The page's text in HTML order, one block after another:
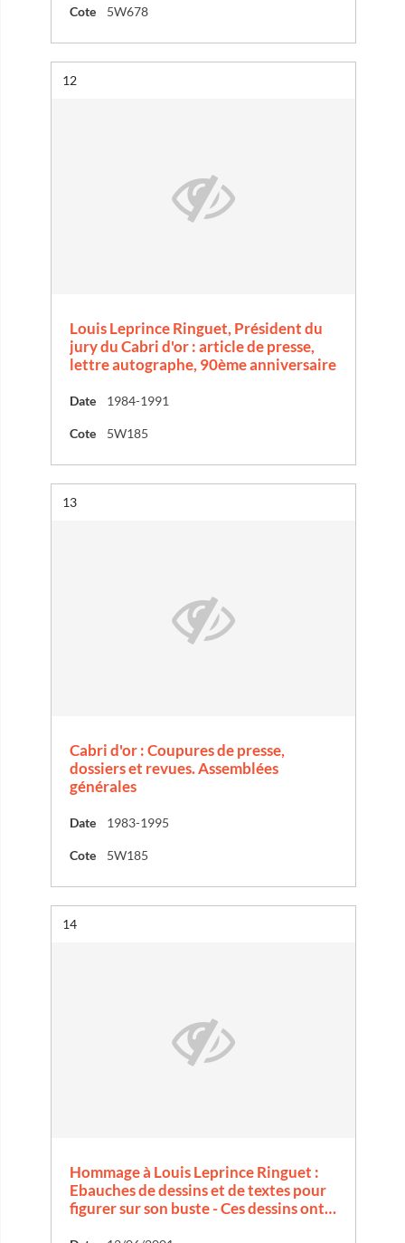
Cote 5W678
Résultat n°
12
Louis Leprince Ringuet, Président du
jury du Cabri d'or : article de presse,
lettre autographe, 90ème anniversaire
Date 1984-1991
Cote 5W185
Résultat n°
13
Cabri d'or : Coupures de presse,
dossiers et revues. Assemblées
générales
Date 1983-1995
Cote 5W185
Résultat n°
14
Hommage à Louis Leprince Ringuet :
Ebauches de dessins et de textes pour
figurer sur son buste - Ces dessins ont…